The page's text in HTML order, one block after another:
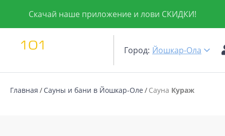
Скачай наше приложение и лови СКИДКИ!
Город: Йошкар-Ола
Главная Сауны и бани в Йошкар-Оле Сауна Кураж